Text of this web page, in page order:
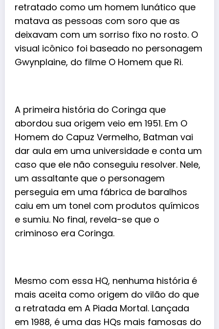
retratado como um homem lunático que
matava as pessoas com soro que as
deixavam com um sorriso fixo no rosto. O
visual icônico foi baseado no personagem
Gwynplaine, do filme O Homem que Ri.
A primeira história do Coringa que
abordou sua origem veio em 1951. Em O
Homem do Capuz Vermelho, Batman vai
dar aula em uma universidade e conta um
caso que ele não conseguiu resolver. Nele,
um assaltante que o personagem
perseguia em uma fábrica de baralhos
caiu em um tonel com produtos químicos
e sumiu. No final, revela-se que o
criminoso era Coringa.
Mesmo com essa HQ, nenhuma história é
mais aceita como origem do vilão do que
a retratada em A Piada Mortal. Lançada
em 1988, é uma das HQs mais famosas do